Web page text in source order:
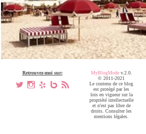
Retrouvez-moi sur:
a x h V ,
MyBlogModev.2.0.
© 2011-2021
Le contenu de ce blog
est protégé par les
lois en vigueur sur la
propriété intellectuelle
et n'est pas libre de
droits. Consulter les
mentions légales.